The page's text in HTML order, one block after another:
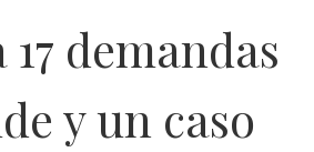
demandas
y un caso